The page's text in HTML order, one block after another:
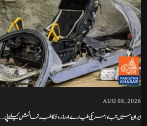
AUG 08, 2026
ایران میں تباہ امریکی طیارے اور ڈرونز کا ملبہ نمائش کیلئے پی...